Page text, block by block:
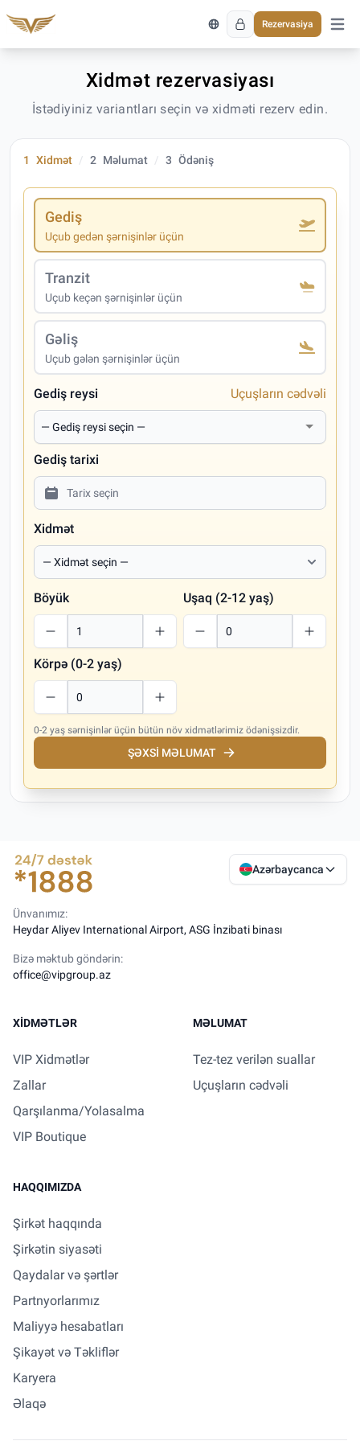
Rezervasiya
Əsas
Xidmət rezervasiyası
İstədiyiniz variantları seçin və xidməti rezerv edin.
1 Xidmət 2 Məlumat 3 Ödəniş
Gediş
Uçub gedən şərnişinlər üçün
Tranzit
Uçub keçən şərnişinlər üçün
Gəliş
Uçub gələn şərnişinlər üçün
Gediş reysi Uçuşların cədvəli
Gediş tarixi
Xidmət
Böyük Uşaq (2-12 yaş)
Körpə (0-2 yaş)
0-2 yaş sərnişinlər üçün bütün növ xidmətlərimiz ödənişsizdir.
ŞƏXSI MƏLUMAT
Azərbaycanca
Ünvanımız:
Heydar Aliyev International Airport, ASG İnzibati binası
Bizə məktub göndərin:
office@vipgroup.az
XIDMƏTLƏR
VIP Xidmətlər
Zallar
Qarşılanma/Yolasalma
VIP Boutique
MƏLUMAT
Tez-tez verilən suallar
Uçuşların cədvəli
HAQQIMIZDA
Şirkət haqqında
Şirkətin siyasəti
Qaydalar və şərtlər
Partnyorlarımız
Maliyyə hesabatları
Şikayət və Təkliflər
Karyera
Əlaqə